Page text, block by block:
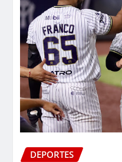
DEPORTES